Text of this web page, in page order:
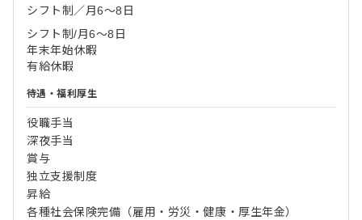
シフト制／月6～8日
シフト制/月6〜8日
年末年始休暇
有給休暇
待遇・福利厚生
役職手当
深夜手当
賞与
独立支援制度
昇給
各種社会保険完備（雇用・労災・健康・厚生年金）